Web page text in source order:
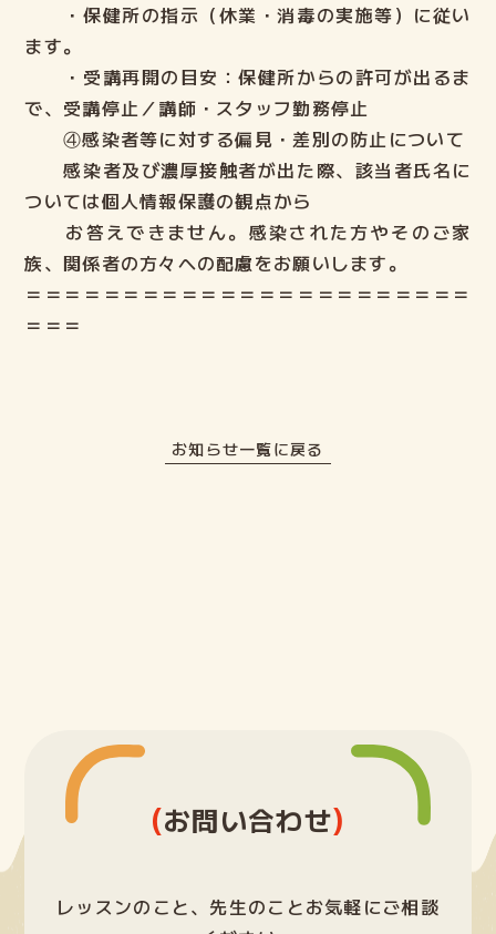
・保健所の指示（休業・消毒の実施等）に従い
ます。
・受講再開の目安：保健所からの許可が出るま
で、受講停止／講師・スタッフ勤務停止
④感染者等に対する偏見・差別の防止について
感染者及び濃厚接触者が出た際、該当者氏名に
ついては個人情報保護の観点から
お答えできません。感染された方やそのご家
族、関係者の方々への配慮をお願いします。
＝＝＝＝＝＝＝＝＝＝＝＝＝＝＝＝＝＝＝＝＝＝＝
＝＝＝
お知らせ一覧に戻る
(お問い合わせ)
レッスンのこと、先生のことお気軽にご相談